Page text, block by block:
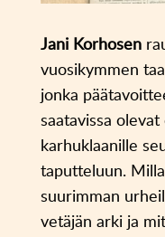
Jani Korhosen
vuosikymmen
jonka
saatavissa
karhuklaanille
taputteluun.
suurimman
vetäjän arki ja